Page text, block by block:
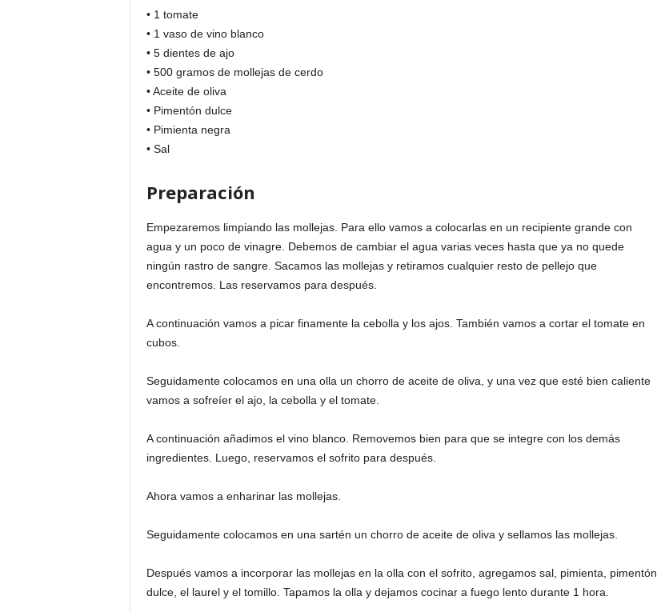
• 1 tomate
• 1 vaso de vino blanco
• 5 dientes de ajo
• 500 gramos de mollejas de cerdo
• Aceite de oliva
• Pimentón dulce
• Pimienta negra
• Sal
Preparación
Empezaremos limpiando las mollejas. Para ello vamos a colocarlas en un recipiente grande con
agua y un poco de vinagre. Debemos de cambiar el agua varias veces hasta que ya no quede
ningún rastro de sangre. Sacamos las mollejas y retiramos cualquier resto de pellejo que
encontremos. Las reservamos para después.
A continuación vamos a picar finamente la cebolla y los ajos. También vamos a cortar el tomate en
cubos.
Seguidamente colocamos en una olla un chorro de aceite de oliva, y una vez que esté bien caliente
vamos a sofreíer el ajo, la cebolla y el tomate.
A continuación añadimos el vino blanco. Removemos bien para que se integre con los demás
ingredientes. Luego, reservamos el sofrito para después.
Ahora vamos a enharinar las mollejas.
Seguidamente colocamos en una sartén un chorro de aceite de oliva y sellamos las mollejas.
Después vamos a incorporar las mollejas en la olla con el sofrito, agregamos sal, pimienta, pimentón
dulce, el laurel y el tomillo. Tapamos la olla y dejamos cocinar a fuego lento durante 1 hora.